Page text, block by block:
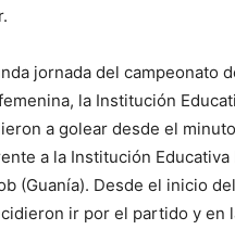
jornada del campeonato
la Institución
a golear desde el
a la Institución
(Guanía). Desde el inicio
ir por el partido y en